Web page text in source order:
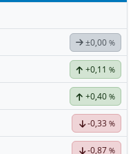
±0,00 %
+0,11 %
+0,40 %
-0,33 %
-0,87 %